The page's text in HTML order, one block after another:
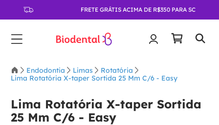
FRETE GRÁTIS ACIMA DE R$350 PARA SC
Endodontia Limas
Rotatória
Lima Rotatória X-taper Sortida 25 Mm C/6 - Easy
Lima Rotatória X-taper Sortida
25 Mm C/6 - Easy